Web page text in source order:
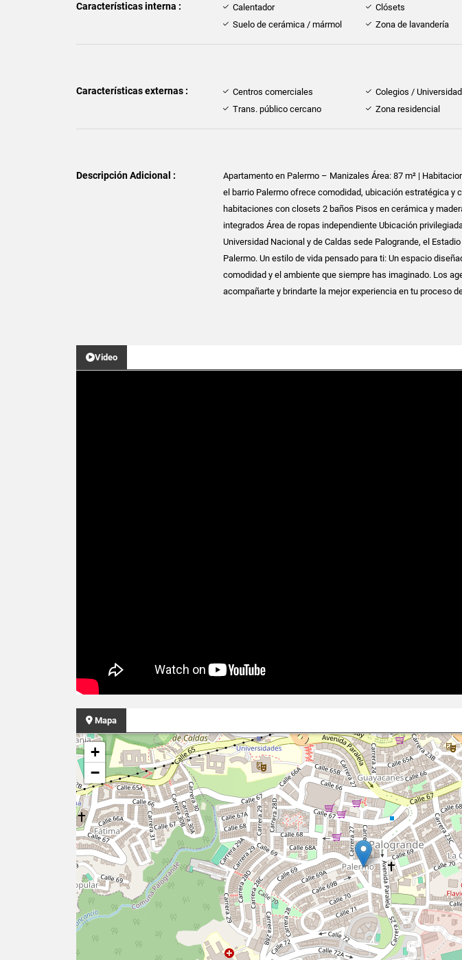
Características interna : Calentador Clósets
Suelo de cerámica / mármol
Zona de lavandería
Características externas : Centros comerciales Colegios /
Trans. público cercano
Zona residencial
Descripción Adicional :
Apartamento en Palermo – Manizales Área: 87 m² |
el barrio Palermo ofrece comodidad, ubicación estratégica y
habitaciones con closets 2 baños Pisos en cerámica y
integrados Área de ropas independiente Ubicación
Universidad Nacional y de Caldas sede Palogrande, el
Palermo. Un estilo de vida pensado para ti: Un espacio
comodidad y el ambiente que siempre has imaginado. Los
acompañarte y brindarte la mejor experiencia en tu proceso
Video
Mapa
+
−